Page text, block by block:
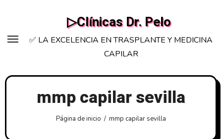
contenido
▷Clínicas Dr. Pelo
✅ LA EXCELENCIA EN TRASPLANTE Y MEDICINA
CAPILAR
mmp capilar sevilla
Página de inicio mmp capilar sevilla